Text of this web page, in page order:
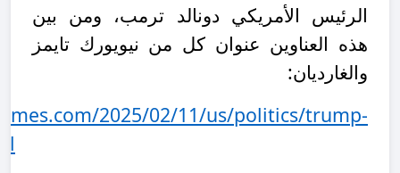
الرئيس الأمريكي دونالد ترمب، ومن بين
هذه العناوين عنوان كل من نيويورك تايمز
والغارديان:
2025/02/11/us/politics/trump-